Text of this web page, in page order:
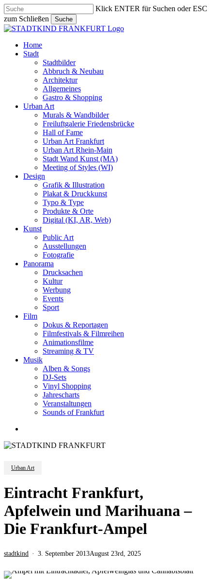
Skip
to
main
content
Klick ENTER für Suchen oder ESC
zum Schließen
Suche
Close
search
Menu
Home
Stadt
Stadtbilder
Abbruch & Neubau
Architektur
Allgemeines
Gastro & Shopping
Urban Art
Murals & Wandbilder
Freiluftgalerie Friedensbrücke
Hall of Fame
Urban Art Frankfurt
Urban Art Rhein-Main
Stadt Wand Kunst (MA)
Meeting of Styles (WI)
Design
Grafik & Illustration
Plakat & Druckkunst
Typo & Type
Produkte & Orte
Digital (KI, AR, Web)
Kunst
Public Art
Ausstellungen
Fotografie
Panorama
Drucksachen
Kultur
Werbung
Events
Sport
Film
Dokus & Reportagen
Filmfestivals & Filmreihen
Animationsfilme
Streaming & TV
Musik
Alben & Songs
DJ-Sets
Vinyl Shopping
Jahrescharts
Veranstaltungen
Sounds of Frankfurt
Urban Art
Eintracht Frankfurt,
Apfelwein und Marihuana –
Die Frankfurt-Ampel
stadtkind 3. September 2013August 23rd, 2025